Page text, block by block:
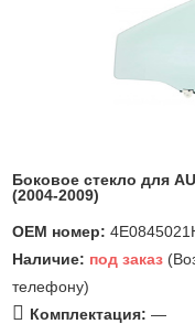
Боковое стекло для
(2004-2009)
OEM номер:
Наличие: под заказ
телефону)
Комплектация: —